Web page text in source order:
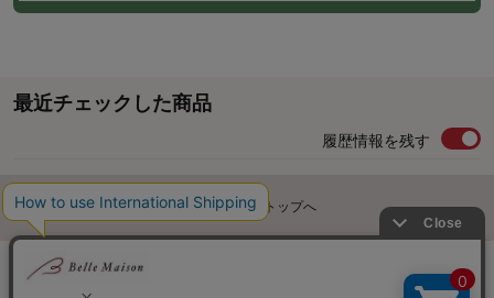
最近チェックした商品
履歴情報を残す
ページトップへ
ご利用ガイド・お知らせ